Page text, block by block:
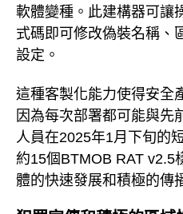
軟體變種。此建構器可讓
式碼即可修改偽裝名稱、
設定。
這種客製化能力使得安全
因為每次部署都可能與先
人員在2025年1月下旬的
約15個BTMOB RAT v2.5
體的快速發展和積極的傳